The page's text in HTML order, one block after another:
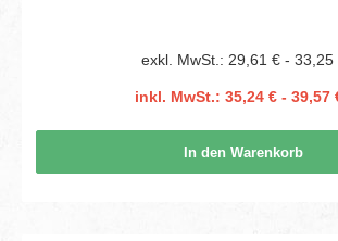
exkl. MwSt.: 29,61 € - 33,25
inkl. MwSt.: 35,24 € - 39,57
In den Warenkorb